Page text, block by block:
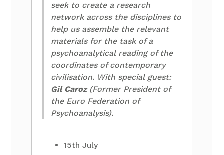
seek to create a research
network across the disciplines to
help us assemble the relevant
materials for the task of a
psychoanalytical reading of the
coordinates of contemporary
civilisation. With special guest:
Gil Caroz(Former President of
the Euro Federation of
Psychoanalysis).
15th July